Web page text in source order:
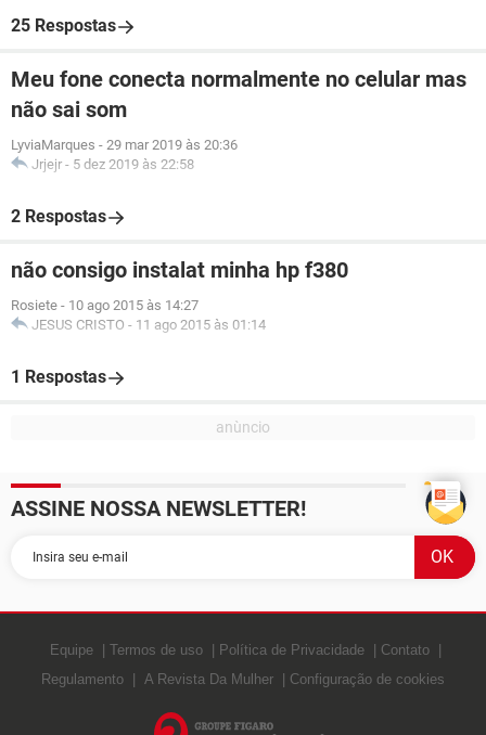
25 Respostas
Meu fone conecta normalmente no celular mas
não sai som
LyviaMarques - 29 mar 2019 às 20:36
Jrjejr - 5 dez 2019 às 22:58
2 Respostas
não consigo instalat minha hp f380
Rosiete - 10 ago 2015 às 14:27
JESUS CRISTO - 11 ago 2015 às 01:14
1 Respostas
ASSINE NOSSA NEWSLETTER!
Equipe Termos de uso Política de Privacidade
Contato
Regulamento
A Revista Da Mulher Configuração de cookies